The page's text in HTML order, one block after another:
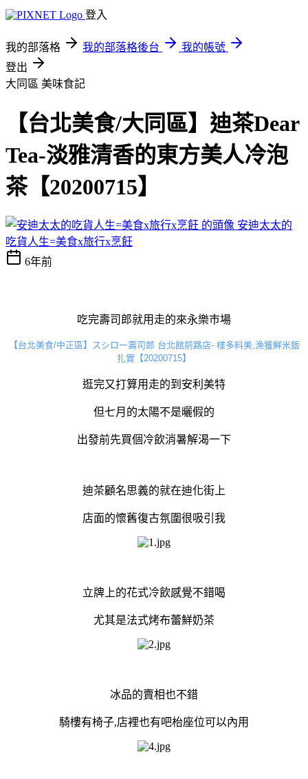
登入
我的部落格 我的部落格後台
我的帳號
登出
大同區 美味食記
【台北美食/大同區】迪茶Dear
Tea-淡雅清香的東方美人冷泡
茶【20200715】
安迪太太的
吃貨人生=美食x旅行x烹飪
6年前
吃完壽司郎就用走的來永樂巿場
【台北美食/中正區】スシロー壽司郎 台北館前路店- 樣多料美,漁獲鮮米飯
扎實【20200715】
逛完又打算用走的到安利美特
但七月的太陽不是曬假的
出發前先買個冷飲消暑解渴一下
迪茶顧名思義的就在迪化街上
店面的懷舊復古氛圍很吸引我
立牌上的花式冷飲感覺不錯喝
尤其是法式烤布蕾鮮奶茶
冰品的賣相也不錯
騎樓有椅子,店裡也有吧枱座位可以內用